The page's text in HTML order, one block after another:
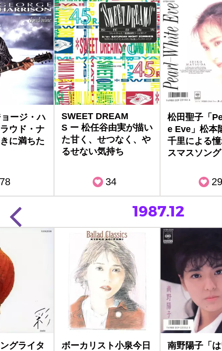
ージ・ハ
ウド・ナ
に満ちた
78
SWEET DREAM
S ー 松任谷由実が描い
た甘く、せつなく、や
るせない気持ち
34
松田聖子「
e Eve」松本
千里による
スマスソング
29
1987.12
グライタ
ボーカリスト小泉今日
南野陽子「